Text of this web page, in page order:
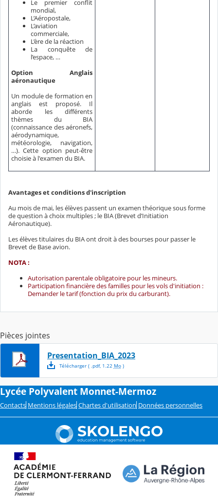
Le premier conflit
mondial,
L’Aéropostale,
L’aviation
commerciale,
L’ère de la réaction
La conquête de
l’espace, …
Option Anglais
aéronautique
Un module de formation en
anglais est proposé. Il
aborde les différents
thèmes du BIA
(connaissance des aéronefs,
aérodynamique,
météorologie, navigation,
…). Cette option peut-être
choisie à l'examen du BIA.
Avantages et conditions d'inscription
Au mois de mai, les élèves passent un examen théorique sous forme
de question à choix multiples ; le BIA (Brevet d’Initiation
Aéronautique).
Les élèves titulaires du BIA ont droit à des bourses pour passer le
Brevet de Base avion.
NOTA :
Autorisation parentale obligatoire pour les mineurs.
Participation financière des familles pour les vols d'initiation :
Demander le tarif (fonction du prix du carburant).
Pièces jointes
Presentation_BIA_2023
Télécharger( .pdf, 1.22 Mo)
Lycée Polyvalent Monnet-Mermoz
Contacts Mentions légales Chartes d'utilisation Données personnelles